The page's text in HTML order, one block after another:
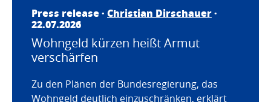
Press release · Christian Dirschauer·
22.07.2026
Wohngeld kürzen heißt Armut
verschärfen
Zu den Plänen der Bundesregierung, das
Wohngeld deutlich einzuschränken, erklärt